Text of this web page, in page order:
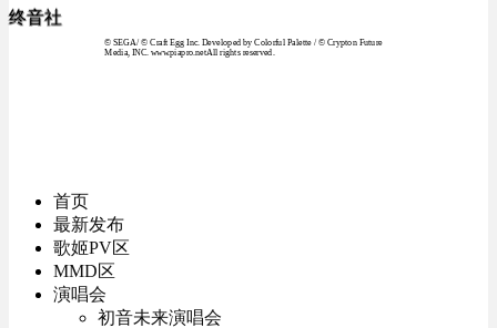
终音社
© SEGA / © Craft Egg Inc. Developed by Colorful Palette / © Crypton Future
Media, INC. www.piapro.netAll rights reserved.
首页
最新发布
歌姬PV区
MMD区
演唱会
初音未来演唱会